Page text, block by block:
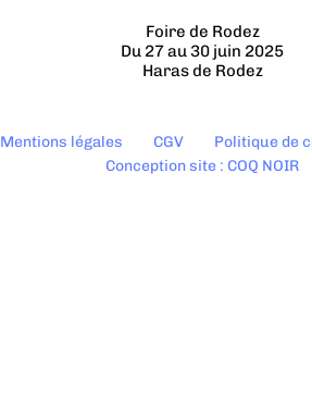
Foire de Rodez
Du 27 au 30 juin 2025
Haras de Rodez
Mentions légales CGV
Politique de
Conception site : COQ NOIR